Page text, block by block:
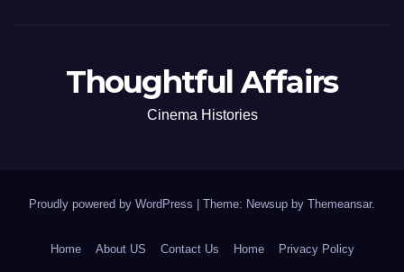
Thoughtful Affairs
Cinema Histories
Proudly powered by WordPress Theme: Newsup by Themeansar.
Home About US Contact Us Home Privacy Policy